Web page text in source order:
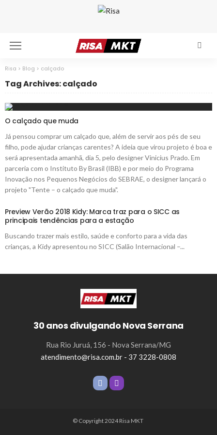
Risa > Blog > calçado
Tag Archives: calçado
O calçado que muda
Já pensou comprar um calçado que, além de servir aos pés de seu
filho, pode ajudar crianças carentes? A ideia que virou projeto é boa e
será apresentada amanhã, dia 5, pelo designer Vinicius Prado. Em
parceria com o Instituto By Brasil (IBB) e por meio do Programa
Inovação nos Pequenos Negócios do SEBRAE, o designer lançará o
projeto "Tente – o calçado que muda".
Preview Verão 2018 Kidy: Marca traz para o SICC as
principais tendências para a estação
Buscando trazer mais estilo, saúde e conforto para a vida das
crianças, a Kidy apresentou no SICC (Salão Internacional –...
30 anos divulgando Nova Serrana
Rua Rio Juruá, 156 - Nova Serrana/MG
atendimento@risa.com.br - 37 3228-0808
© Copyright 2024 Risa MKT